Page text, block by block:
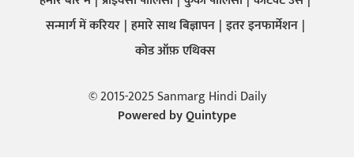
सन्मार्ग में करियर हमारे साथ बिज्ञापन इतर इनफार्मेशन
कोड ऑफ़ एथिक्स
© 2015-2025 Sanmarg Hindi Daily
Powered byQuintype